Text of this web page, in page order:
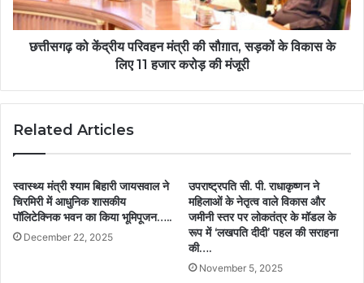
छत्तीसगढ़ को केंद्रीय परिवहन मंत्री की सौग़ात, सड़कों के विकास के
लिए 11 हजार करोड़ की मंजूरी
Related Articles
स्वास्थ्य मंत्री श्याम बिहारी जायसवाल ने
चिरमिरी में आधुनिक शासकीय
पॉलिटेक्निक भवन का किया भूमिपूजन…..
December 22, 2025
उपराष्ट्रपति सी. पी. राधाकृष्णन ने
महिलाओं के नेतृत्व वाले विकास और
जमीनी स्तर पर लोकतंत्र के मॉडल के
रूप में ‘लखपति दीदी’ पहल की सराहना
की….
November 5, 2025